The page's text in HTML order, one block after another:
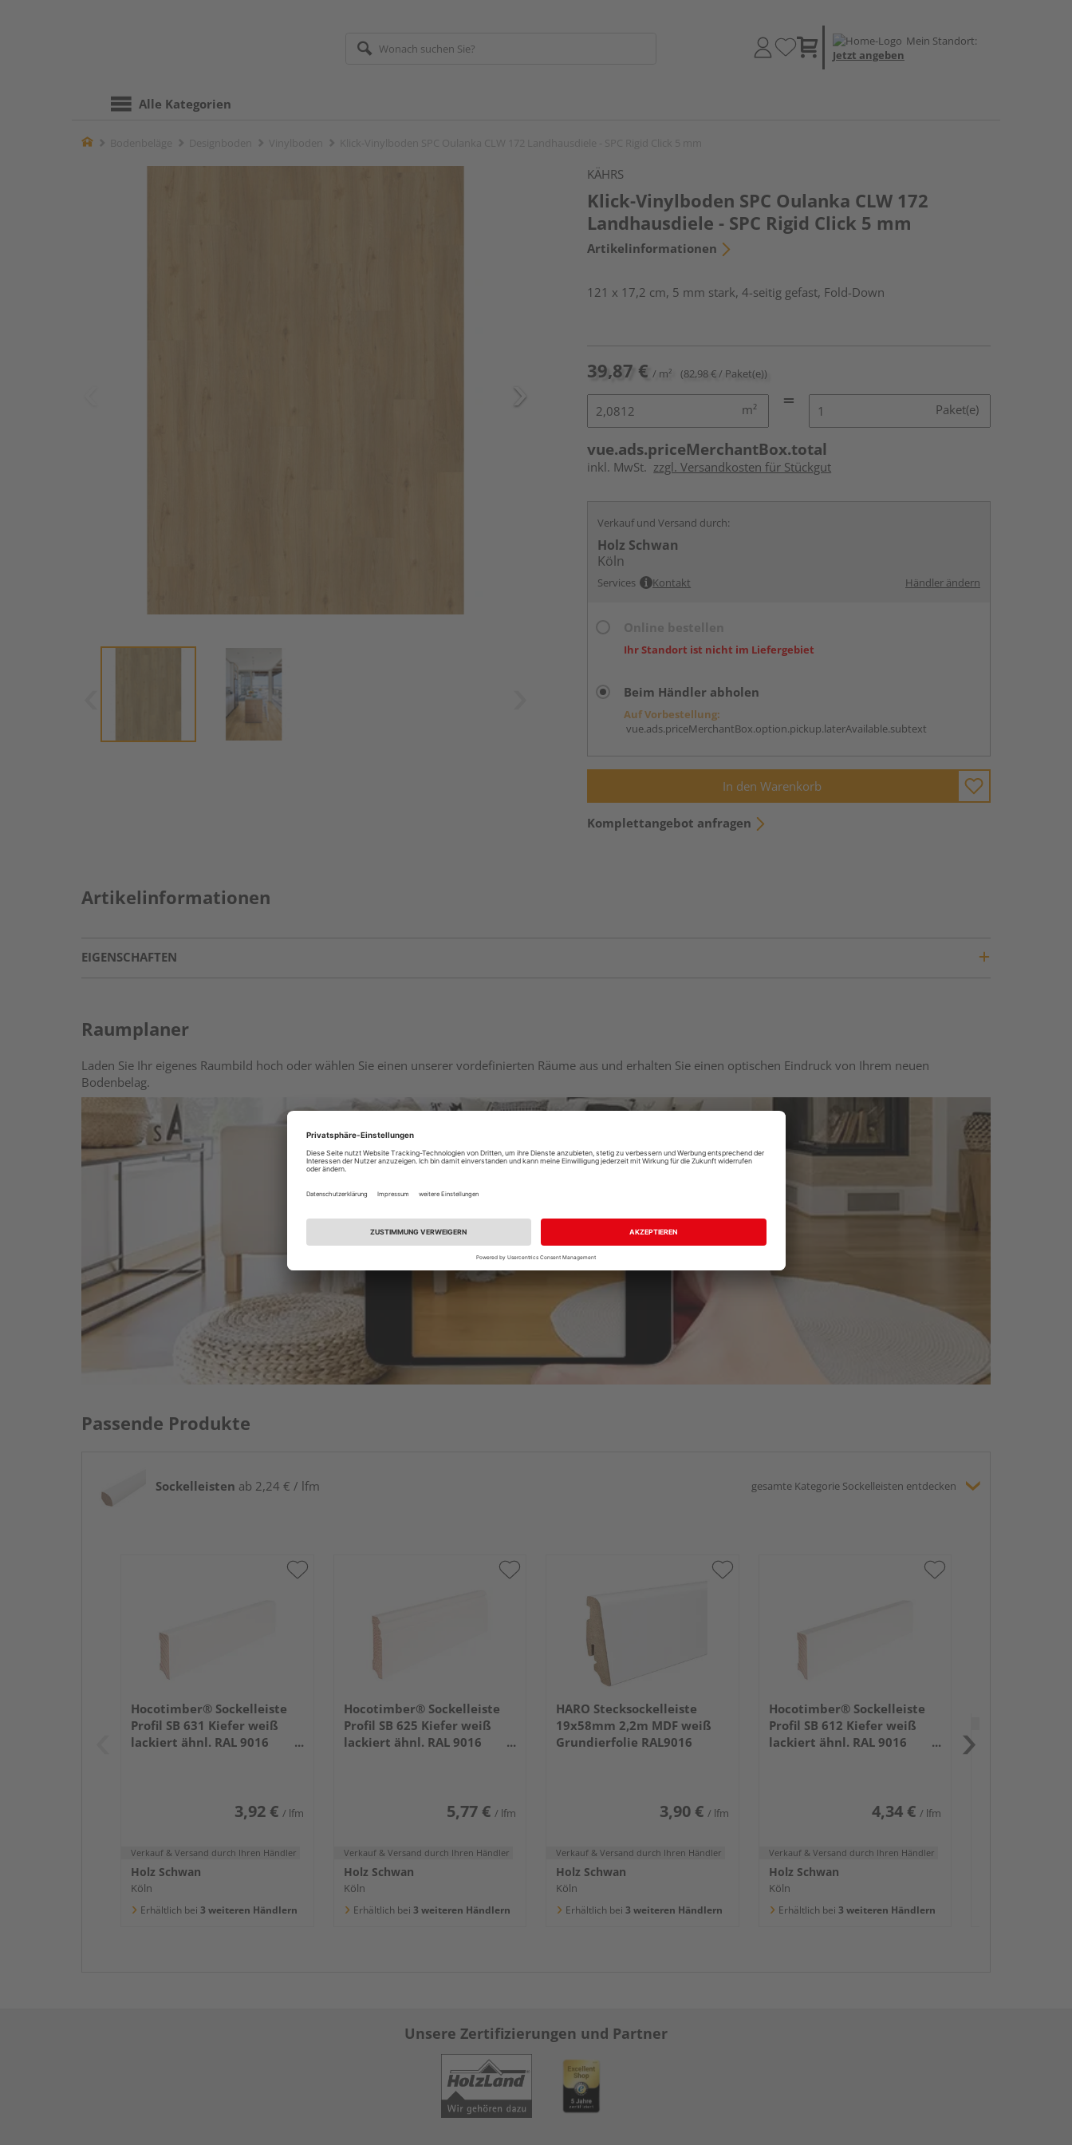
Mein Standort:
Jetzt angeben
Alle Kategorien
Home
KÄHRS
Klick-Vinylboden SPC Oulanka CLW 172
Landhausdiele - SPC Rigid Click 5 mm
Artikelinformationen
121 x 17,2 cm, 5 mm stark, 4-seitig gefast, Fold-Down
39,87 € / m² (82,98 € / Paket(e))
m² Paket(e)
vue.ads.priceMerchantBox.total
inkl. MwSt. zzgl. Versandkosten für Stückgut
Verkauf und Versand durch:
Holz Schwan
Köln
Services Kontakt Händler ändern
Ihr Standort ist nicht im Liefergebiet
Beim Händler abholen
Auf Vorbestellung:
vue.ads.priceMerchantBox.option.pickup.laterAvailable.subtext
In den Warenkorb
Komplettangebot anfragen
Artikelinformationen
EIGENSCHAFTEN
Raumplaner
Laden Sie Ihr eigenes Raumbild hoch oder wählen Sie einen unserer vordefinierten Räume aus und erhalten Sie einen optischen Eindruck von Ihrem neuen
Bodenbelag.
Raumplaner
Passende Produkte
Sockelleisten ab 2,24 € / lfm gesamte Kategorie Sockelleisten entdecken
Hocotimber® Sockelleiste
Profil SB 631 Kiefer weiß
lackiert ähnl. RAL 9016
3,92 € / lfm
Verkauf & Versand durch Ihren Händler
Holz Schwan
Köln
Erhältlich bei 3 weiteren Händlern
Hocotimber® Sockelleiste
Profil SB 625 Kiefer weiß
lackiert ähnl. RAL 9016
5,77 € / lfm
Verkauf & Versand durch Ihren Händler
Holz Schwan
Köln
Erhältlich bei 3 weiteren Händlern
HARO Stecksockelleiste
19x58mm 2,2m MDF weiß
Grundierfolie RAL9016
3,90 € / lfm
Verkauf & Versand durch Ihren Händler
Holz Schwan
Köln
Erhältlich bei 3 weiteren Händlern
Hocotimber® Sockelleiste
Profil SB 612 Kiefer weiß
lackiert ähnl. RAL 9016
4,34 € / lfm
Verkauf & Versand durch Ihren Händler
Holz Schwan
Köln
Erhältlich bei 3 weiteren Händlern
Unsere Zertifizierungen und Partner